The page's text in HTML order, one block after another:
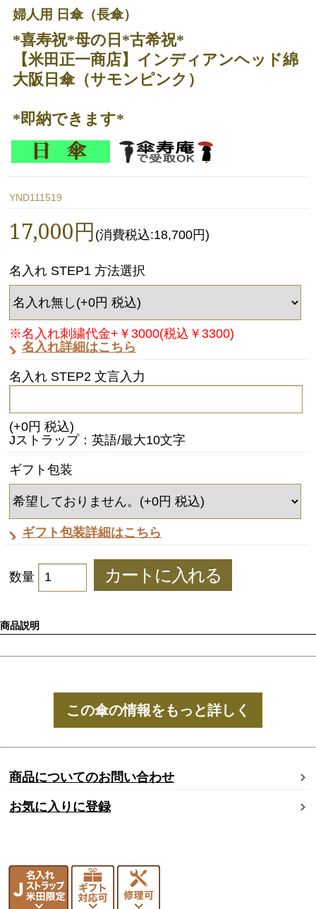
婦人用 日傘（長傘）
*喜寿祝*母の日*古希祝*
【米田正一商店】インディアンヘッド綿
大阪日傘（サモンピンク）
*即納できます*
YND111519
17,000円 (消費税込:18,700円)
名入れ STEP1 方法選択
※名入れ刺繍代金+￥3000(税込￥3300)
名入れ詳細はこちら
名入れ STEP2 文言入力
(+0円 税込)
Jストラップ：英語/最大10文字
ギフト包装
ギフト包装詳細はこちら
数量
商品説明
この傘の情報をもっと詳しく
商品についてのお問い合わせ
お気に入りに登録